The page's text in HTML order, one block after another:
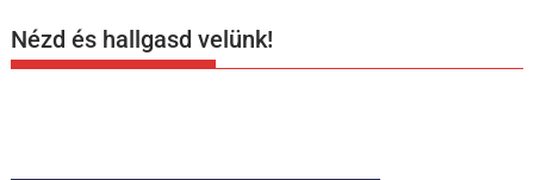
Nézd és hallgasd velünk!